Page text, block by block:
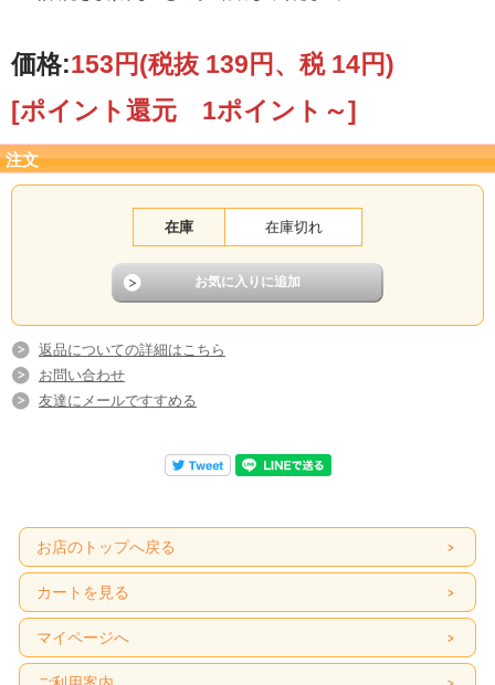
価格:153円(税抜 139円、税 14円)
[ポイント還元 1ポイント～]
注文
在庫 在庫切れ
返品についての詳細はこちら
お問い合わせ
友達にメールですすめる
お店のトップへ戻る
カートを見る
マイページへ